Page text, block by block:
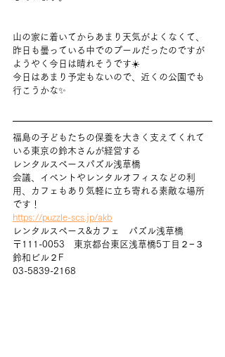
山の家に着いてからあまり天気がよくなくて、
昨日も曇っている中でのプールだったのですが
ようやく今日は晴れそうです☀️
今日はあまり予定もないので、近くの公園でも
行こうかな✨
福島の子どもたちの保養を大きく支えてくれて
いる東京の鈴木さんが経営する
レンタルスペースパズル浅草橋
会議、イベントやレンタルオフィスなどの利
用、カフェもあり気軽に立ち寄れる素敵な場所
です！
https://puzzle-scs.jp/akb
レンタルスペース&カフェ　パズル浅草橋
〒111-0053　東京都台東区浅草橋5丁目２−３
鈴和ビル２F
03-5839-2168